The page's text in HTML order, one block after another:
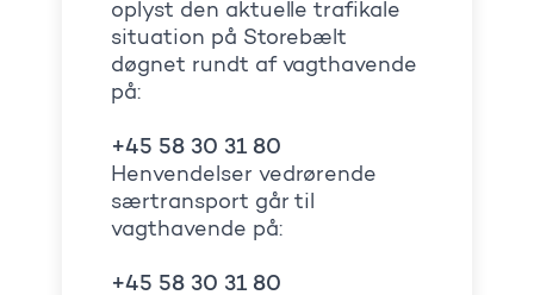
oplyst den aktuelle trafikale
situation på Storebælt
døgnet rundt af vagthavende
på:
+45 58 30 31 80
Henvendelser vedrørende
særtransport går til
vagthavende på:
+45 58 30 31 80